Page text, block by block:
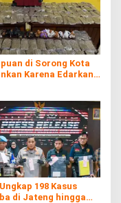
di Sorong Kota
Karena Edarkan
198 Kasus
di Jateng hingga